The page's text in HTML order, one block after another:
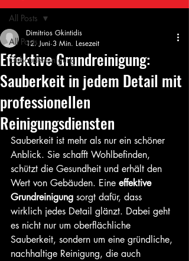
All Posts
Gebäudereinigung
All Posts
Effektive Grundreinigung:
Sauberkeit in jedem Detail mit
professionellen
Reinigungsdiensten
Dimitrios Gkintidis
12. Juni 3 Min. Lesezeit
Sauberkeit ist mehr als nur ein schöner
Anblick. Sie schafft Wohlbefinden,
schützt die Gesundheit und erhält den
Wert von Gebäuden. Eine effektive
Grundreinigung sorgt dafür, dass
wirklich jedes Detail glänzt. Dabei geht
es nicht nur um oberflächliche
Sauberkeit, sondern um eine gründliche,
nachhaltige Reinigung, die auch